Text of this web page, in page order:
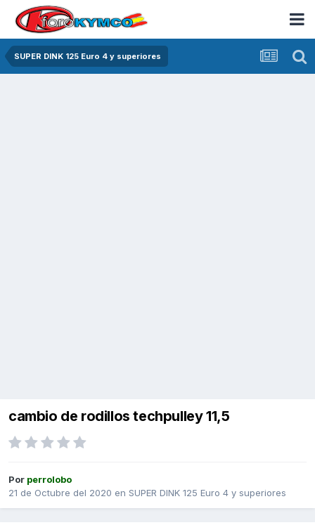
SUPER DINK 125 Euro 4 y superiores
cambio de rodillos techpulley 11,5
Por perrolobo
21 de Octubre del 2020 en SUPER DINK 125 Euro 4 y superiores